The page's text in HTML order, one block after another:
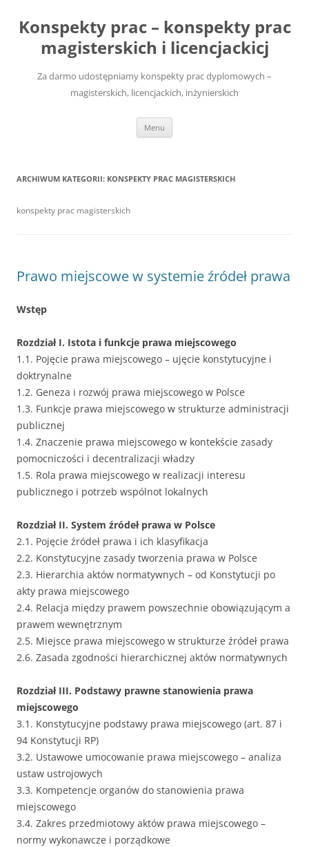
treści
Konspekty prac – konspekty prac
magisterskich i licencjackicj
Za darmo udostępniamy konspekty prac dyplomowych –
magisterskich, licencjackich, inżynierskich
Menu
ARCHIWUM KATEGORII: KONSPEKTY PRAC MAGISTERSKICH
konspekty prac magisterskich
Prawo miejscowe w systemie źródeł prawa
Wstęp
Rozdział I. Istota i funkcje prawa miejscowego
1.1. Pojęcie prawa miejscowego – ujęcie konstytucyjne i
doktrynalne
1.2. Geneza i rozwój prawa miejscowego w Polsce
1.3. Funkcje prawa miejscowego w strukturze administracji
publicznej
1.4. Znaczenie prawa miejscowego w kontekście zasady
pomocniczości i decentralizacji władzy
1.5. Rola prawa miejscowego w realizacji interesu
publicznego i potrzeb wspólnot lokalnych
Rozdział II. System źródeł prawa w Polsce
2.1. Pojęcie źródeł prawa i ich klasyfikacja
2.2. Konstytucyjne zasady tworzenia prawa w Polsce
2.3. Hierarchia aktów normatywnych – od Konstytucji po
akty prawa miejscowego
2.4. Relacja między prawem powszechnie obowiązującym a
prawem wewnętrznym
2.5. Miejsce prawa miejscowego w strukturze źródeł prawa
2.6. Zasada zgodności hierarchicznej aktów normatywnych
Rozdział III. Podstawy prawne stanowienia prawa
miejscowego
3.1. Konstytucyjne podstawy prawa miejscowego (art. 87 i
94 Konstytucji RP)
3.2. Ustawowe umocowanie prawa miejscowego – analiza
ustaw ustrojowych
3.3. Kompetencje organów do stanowienia prawa
miejscowego
3.4. Zakres przedmiotowy aktów prawa miejscowego –
normy wykonawcze i porządkowe